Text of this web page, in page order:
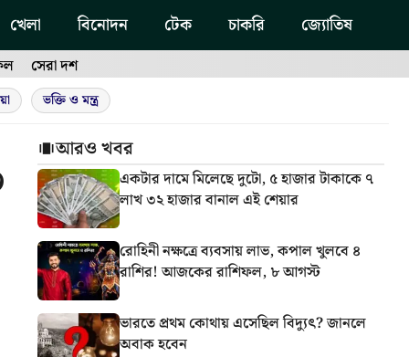
খেলা বিনোদন টেক চাকরি জ্যোতিষ
সেরা দশ
ভক্তি ও মন্ত্র
আরও খবর
একটার দামে মিলেছে দুটো, ৫ হাজার টাকাকে ৭
লাখ ৩২ হাজার বানাল এই শেয়ার
রোহিনী নক্ষত্রে ব্যবসায় লাভ, কপাল খুলবে ৪
রাশির! আজকের রাশিফল, ৮ আগস্ট
ভারতে প্রথম কোথায় এসেছিল বিদ্যুৎ? জানলে
অবাক হবেন